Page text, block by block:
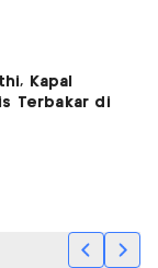
Kapal
Terbakar di